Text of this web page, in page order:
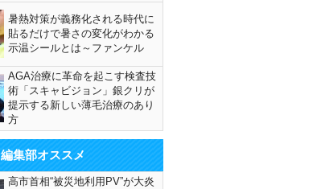
暑熱対策が義務化される時代に
貼るだけで暑さの変化がわかる
示温シールとは～ファンケル
AGA治療に革命を起こす検査技
術「スキャビジョン」銀クリが
提示する新しい薄毛治療のあり
方
編集部オススメ
高市首相“被災地利用PV”が大炎